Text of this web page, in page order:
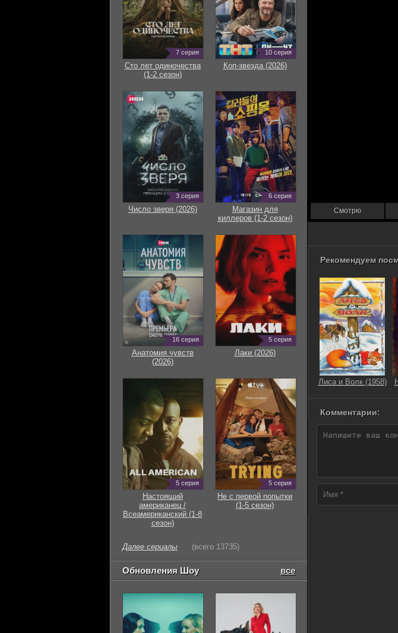
Смотрю
Рекомендуем
Лиса и Волк (1958)
Комментарии:
7 серия
Сто лет одиночества
(1-2 сезон)
10 серия
Коп-звезда (2026)
3 серия
Число зверя (2026)
6 серия
Магазин для
киллеров (1-2 сезон)
16 серия
Анатомия чувств
(2026)
5 серия
Лаки (2026)
5 серия
Настоящий
американец /
Всеамериканский (1-8
сезон)
5 серия
Не с первой попытки
(1-5 сезон)
Далее сериалы (всего 13735)
Обновления Шоу все